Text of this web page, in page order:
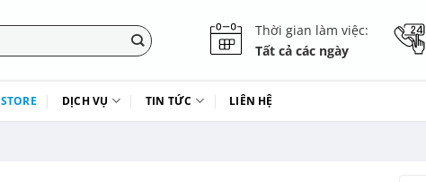
Thời gian làm việc:
Tất cả các ngày
STORE DỊCH VỤ TIN TỨC LIÊN HỆ